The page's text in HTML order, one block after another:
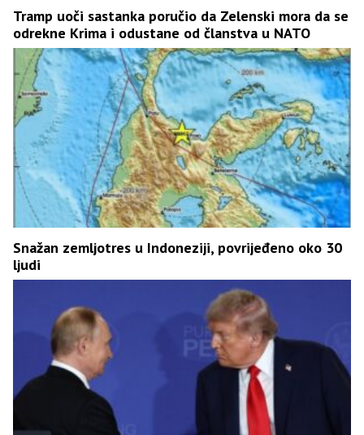
Tramp uoči sastanka poručio da Zelenski mora da se
odrekne Krima i odustane od članstva u NATO
Snažan zemljotres u Indoneziji, povrijeđeno oko 30
ljudi